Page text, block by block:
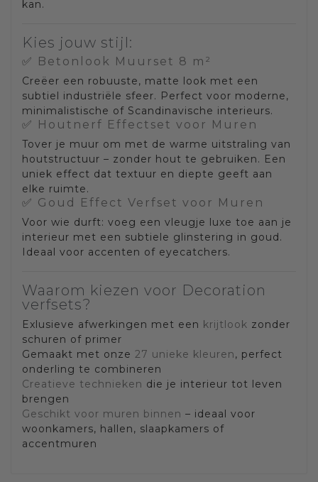
kan.
Kies jouw stijl:
✅ Betonlook Muurset 8 m²
Creëer een robuuste, matte look met een
subtiel industriële sfeer. Perfect voor moderne,
minimalistische of Scandinavische interieurs.
✅ Houtnerf Effectset voor Muren
Tover je muur om met de warme uitstraling van
houtstructuur – zonder hout te gebruiken. Een
uniek effect dat textuur en diepte geeft aan
elke ruimte.
✅ Goud Effect Verfset voor Muren
Voor wie durft: voeg een vleugje luxe toe aan je
interieur met een subtiele glinstering in goud.
Ideaal voor accenten of eyecatchers.
Waarom kiezen voor Decoration
verfsets?
Exlusieve afwerkingen met een krijtlook zonder
schuren of primer
Gemaakt met onze 27 unieke kleuren, perfect
onderling te combineren
Creatieve technieken die je interieur tot leven
brengen
Geschikt voor muren binnen – ideaal voor
woonkamers, hallen, slaapkamers of
accentmuren